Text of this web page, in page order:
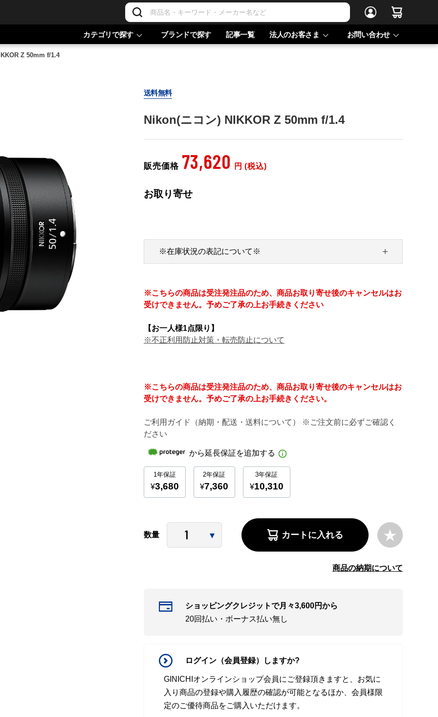
カテゴリで探す ブランドで探す 記事一覧 法人のお客さま お問い合わせ
Z 50mm f/1.4
送料無料
Nikon(ニコン) NIKKOR Z 50mm f/1.4
販売価格 73,620 円 (税込)
お取り寄せ
ご利用ガイド（納期・配送・送料について） ※ご注文前に必ずご確認く
ださい
※在庫状況の表記について※
※こちらの商品は受注発注品のため、商品お取り寄せ後のキャンセルはお
受けできません。予めご了承の上お手続きください
【お一人様1点限り】
※不正利用防止対策・転売防止について
※こちらの商品は受注発注品のため、商品お取り寄せ後のキャンセルはお
受けできません。予めご了承の上お手続きください。
数量 カートに入れる
商品の納期について
ショッピングクレジットで月々3,600円から
20回払い・ボーナス払い無し
ログイン（会員登録）しますか?
GINICHIオンラインショップ会員にご登録頂きますと、お気に
入り商品の登録や購入履歴の確認が可能となるほか、会員様限
定のご優待商品をご購入いただけます。